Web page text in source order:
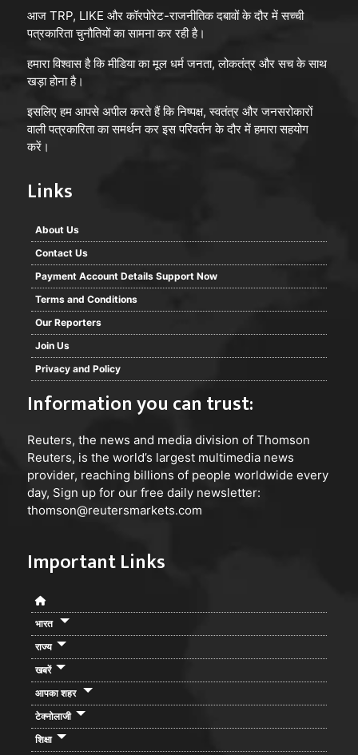
आज TRP, LIKE और कॉरपोरेट-राजनीतिक दबावों के दौर में सच्ची
पत्रकारिता चुनौतियों का सामना कर रही है।
हमारा विश्वास है कि मीडिया का मूल धर्म जनता, लोकतंत्र और सच के साथ
खड़ा होना है।
इसलिए हम आपसे अपील करते हैं कि निष्पक्ष, स्वतंत्र और जनसरोकारों
वाली पत्रकारिता का समर्थन कर इस परिवर्तन के दौर में हमारा सहयोग
करें।
Links
About Us
Contact Us
Payment Account Details Support Now
Terms and Conditions
Our Reporters
Join Us
Privacy and Policy
Information you can trust:
Reuters, the news and media division of Thomson
Reuters, is the world’s largest multimedia news
provider, reaching billions of people worldwide every
day, Sign up for our free daily newsletter:
thomson@reutersmarkets.com
Important Links
भारत
राज्य
खबरें
आपका शहर
टेक्नोलाजी
शिक्षा